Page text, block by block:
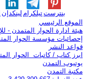
لينكدإن تيلكرامبنترست
الموقع الرئيسي
هيئة ادارة الحوار المتمدن -
إحصائيات مؤسسة الحوار
قواعد النشر
ابرز كتاب / كاتبات الحوار
يوتيوب التمدن
مكتبة التمدن